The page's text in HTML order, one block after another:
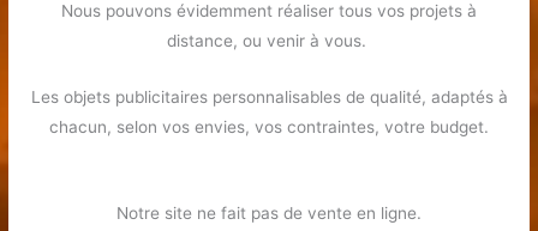
Nous pouvons évidemment réaliser tous vos projets à
distance, ou venir à vous.
Les objets publicitaires personnalisables de qualité, adaptés à
chacun, selon vos envies, vos contraintes, votre budget.
Notre site ne fait pas de vente en ligne.